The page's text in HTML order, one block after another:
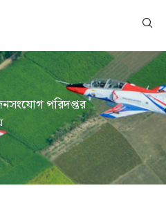
পরিদপ্তর